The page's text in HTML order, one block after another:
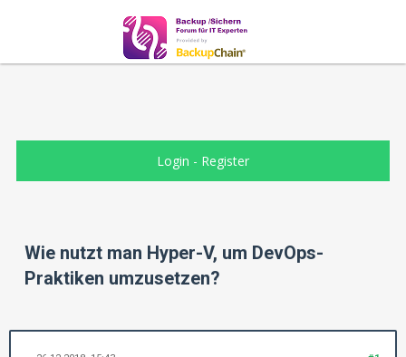
Login - Register
Wie nutzt man Hyper-V, um DevOps-
Praktiken umzusetzen?